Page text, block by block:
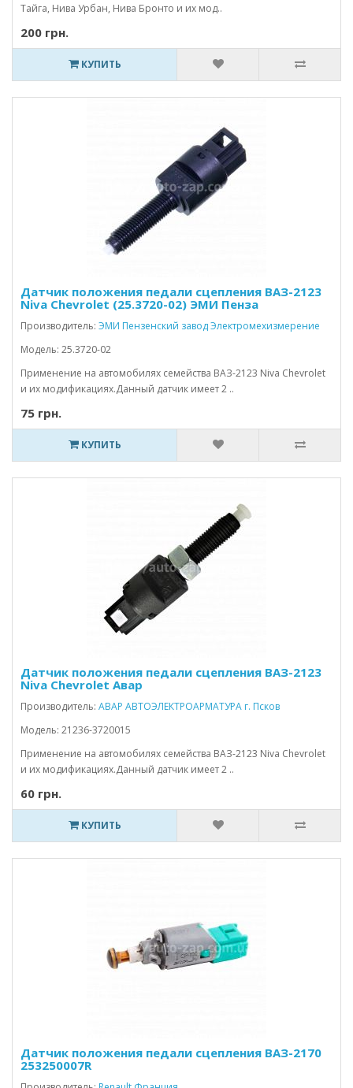
Тайга, Нива Урбан, Нива Бронто и их мод..
200 грн.
КУПИТЬ
Датчик положения педали сцепления ВАЗ-2123
Niva Chevrolet (25.3720-02) ЭМИ Пенза
Производитель: ЭМИ Пензенский завод Электромехизмерение
Модель: 25.3720-02
Применение на автомобилях семейства ВАЗ-2123 Niva Chevrolet
и их модификациях.Данный датчик имеет 2 ..
75 грн.
КУПИТЬ
Датчик положения педали сцепления ВАЗ-2123
Niva Chevrolet Авар
Производитель: АВАР АВТОЭЛЕКТРОАРМАТУРА г. Псков
Модель: 21236-3720015
Применение на автомобилях семейства ВАЗ-2123 Niva Chevrolet
и их модификациях.Данный датчик имеет 2 ..
60 грн.
КУПИТЬ
Датчик положения педали сцепления ВАЗ-2170
253250007R